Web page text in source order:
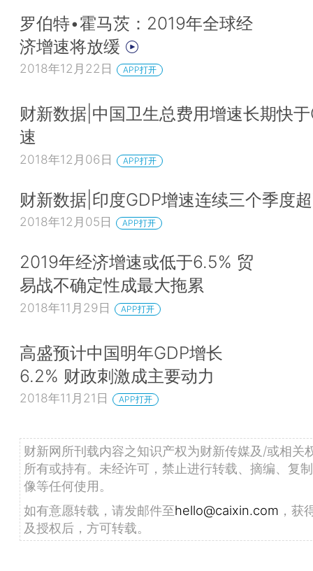
罗伯特•霍马茨：2019年全球经
济增速将放缓
2018年12月22日 APP打开
财新数据|中国卫生总费用增速长期快
速
2018年12月06日 APP打开
财新数据|印度GDP增速连续三个季度
2018年12月05日 APP打开
2019年经济增速或低于6.5% 贸
易战不确定性成最大拖累
2018年11月29日 APP打开
高盛预计中国明年GDP增长
6.2% 财政刺激成主要动力
2018年11月21日 APP打开
财新网所刊载内容之知识产权为财新传媒及/或相关
所有或持有。未经许可，禁止进行转载、摘编、复
像等任何使用。
如有意愿转载，请发邮件至hello@caixin.com ，获
及授权后，方可转载。